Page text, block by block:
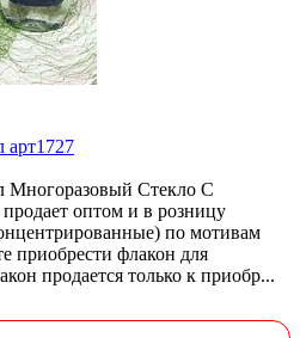
Стекло С
оптом и в розницу
по мотивам
приобрести флакон для
продается только к приобр...